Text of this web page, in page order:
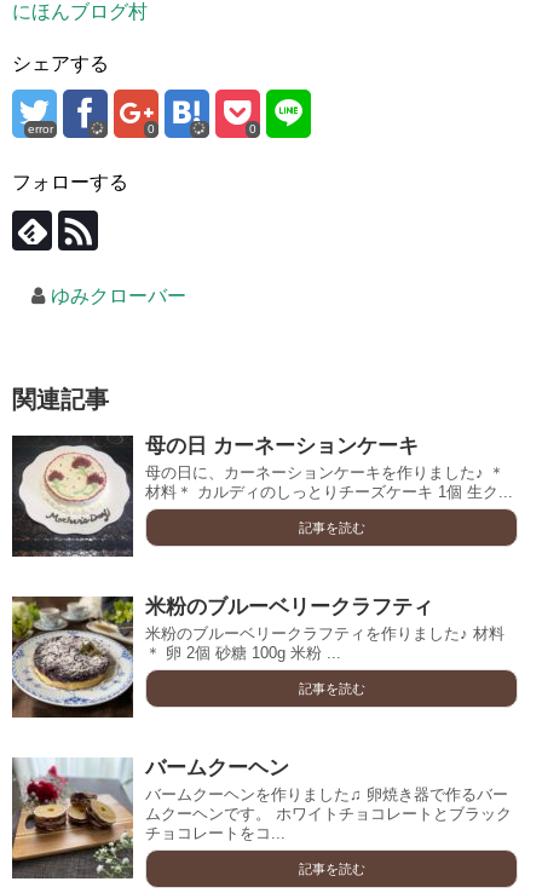
にほんブログ村
シェアする
error 0 0
フォローする
ゆみクローバー
関連記事
母の日 カーネーションケーキ
母の日に、カーネーションケーキを作りました♪ ＊
材料＊ カルディのしっとりチーズケーキ 1個 生ク...
記事を読む
米粉のブルーベリークラフティ
米粉のブルーベリークラフティを作りました♪ 材料
＊ 卵 2個 砂糖 100g 米粉 ...
記事を読む
バームクーヘン
バームクーヘンを作りました♫ 卵焼き器で作るバー
ムクーヘンです。 ホワイトチョコレートとブラック
チョコレートをコ...
記事を読む